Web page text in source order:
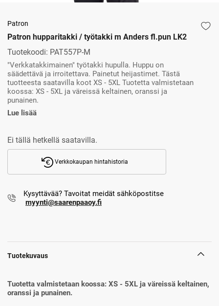
Patron
Patron hupparitakki / työtakki m Anders fl.pun LK2
Tuotekoodi: PAT557P-M
"Verkkatakkimainen" työtakki hupulla. Huppu on
säädettävä ja irroitettava. Painetut heijastimet. Tästä
tuotteesta saatavilla koot XS - 5XL Tuotetta valmistetaan
koossa: XS - 5XL ja väreissä keltainen, oranssi ja
punainen.
Lue lisää
Ei tällä hetkellä saatavilla.
Verkkokaupan hintahistoria
Kysyttävää? Tavoitat meidät sähköpostitse
myynti@saarenpaaoy.fi
Tuotekuvaus
Tuotetta valmistetaan koossa: XS - 5XL ja väreissä keltainen,
oranssi ja punainen.